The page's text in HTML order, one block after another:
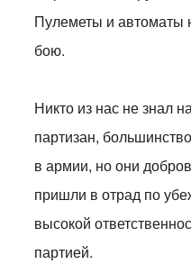
Пулеметы и автоматы
бою.
Никто из нас не знал
партизан,
в армии, но они
пришли в отрад по
высокой
партией.